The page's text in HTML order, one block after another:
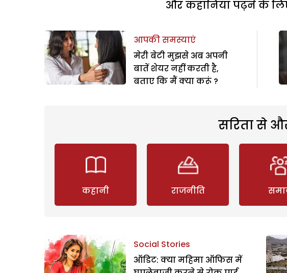
और कहानियां पढ़ने के
आपकी समस्याएं
मेरी बेटी मुझसे अब अपनी
बातें शेयर नहीं करती है,
बताए कि मैं क्या करूं ?
सरिता से
कहानी राजनीति
Social Stories
ऑडिट: क्या महिमा ऑफिस में